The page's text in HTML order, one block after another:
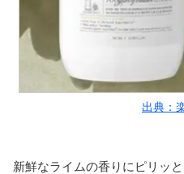
出典：
新鮮なライムの香りにピリッ